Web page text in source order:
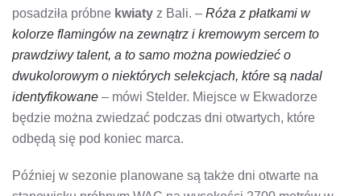
posadziła próbne kwiaty z Bali. – Róża z płatkami w
kolorze flamingów na zewnątrz i kremowym sercem to
prawdziwy talent, a to samo można powiedzieć o
dwukolorowym o niektórych selekcjach, które są nadal
identyfikowane – mówi Stelder. Miejsce w Ekwadorze
będzie można zwiedzać podczas dni otwartych, które
odbędą się pod koniec marca.
Później w sezonie planowane są także dni otwarte na